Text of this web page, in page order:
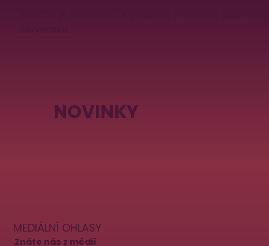
NOVINKY
MEDIÁLNÍ OHLASY
Znáte nás z médií